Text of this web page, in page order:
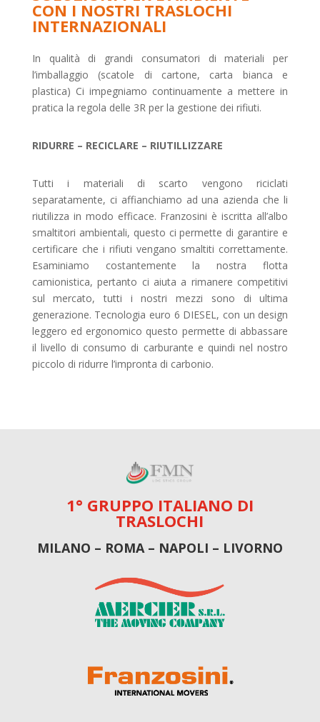
CON I NOSTRI TRASLOCHI
INTERNAZIONALI
In qualità di grandi consumatori di materiali per
l’imballaggio (scatole di cartone, carta bianca e
plastica) Ci impegniamo continuamente a mettere in
pratica la regola delle 3R per la gestione dei rifiuti.
RIDURRE – RECICLARE – RIUTILLIZZARE
Tutti i materiali di scarto vengono riciclati
separatamente, ci affianchiamo ad una azienda che li
riutilizza in modo efficace. Franzosini è iscritta all’albo
smaltitori ambientali, questo ci permette di garantire e
certificare che i rifiuti vengano smaltiti correttamente.
Esaminiamo costantemente la nostra flotta
camionistica, pertanto ci aiuta a rimanere competitivi
sul mercato, tutti i nostri mezzi sono di ultima
generazione. Tecnologia euro 6 DIESEL, con un design
leggero ed ergonomico questo permette di abbassare
il livello di consumo di carburante e quindi nel nostro
piccolo di ridurre l’impronta di carbonio.
1° GRUPPO ITALIANO DI
TRASLOCHI
MILANO – ROMA – NAPOLI – LIVORNO